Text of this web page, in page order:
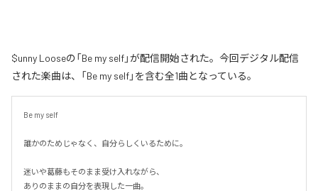
$unny Looseの「Be my self」が配信開始された。今回デジタル配信
された楽曲は、「Be my self」を含む全1曲となっている。
Be my self
誰かのためじゃなく、自分らしくいるために。
迷いや葛藤もそのまま受け入れながら、
ありのままの自分を表現した一曲。